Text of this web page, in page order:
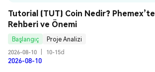
Tutorial (TUT) Coin Nedir? Phemex’te
Rehberi ve Önemi
Başlangıç
Proje Analizi
2026-08-10
10-15d
2026-08-10